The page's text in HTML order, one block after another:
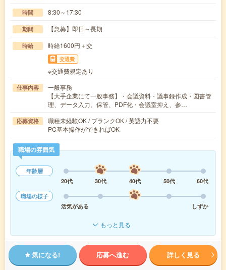
時間 8:30～17:30
期間 【急募】即日～長期
時給 時給1600円＋交
交通費
※交通費規定あり
仕事内容
一般事務
【大手企業にて一般事務】・会議資料・議事録作成・図書管
理、データ入力、保管、PDF化・会議室抑え、参…
応募資格
職種未経験OK / ブランクOK / 英語力不要
PC基本操作ができればOK
職場の雰囲気
年齢層
20代
30代 40代 50代
60代
職場の様子
活気がある
しずか
もっと見る
気になる! 応募へ進む 詳しく見る